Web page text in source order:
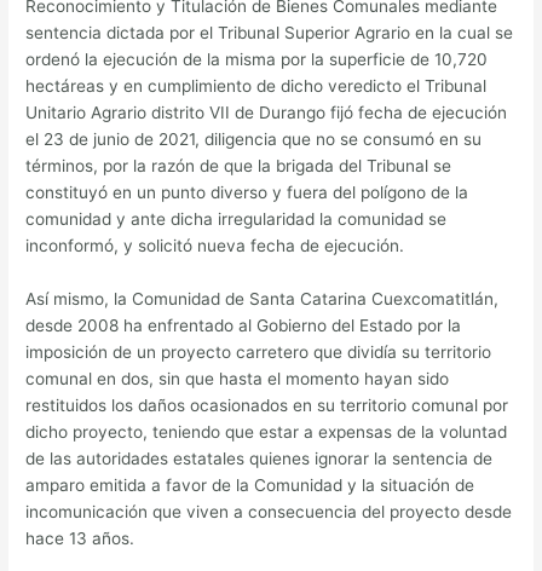
Reconocimiento y Titulación de Bienes Comunales mediante
sentencia dictada por el Tribunal Superior Agrario en la cual se
ordenó la ejecución de la misma por la superficie de 10,720
hectáreas y en cumplimiento de dicho veredicto el Tribunal
Unitario Agrario distrito VII de Durango fijó fecha de ejecución
el 23 de junio de 2021, diligencia que no se consumó en su
términos, por la razón de que la brigada del Tribunal se
constituyó en un punto diverso y fuera del polígono de la
comunidad y ante dicha irregularidad la comunidad se
inconformó, y solicitó nueva fecha de ejecución.
Así mismo, la Comunidad de Santa Catarina Cuexcomatitlán,
desde 2008 ha enfrentado al Gobierno del Estado por la
imposición de un proyecto carretero que dividía su territorio
comunal en dos, sin que hasta el momento hayan sido
restituidos los daños ocasionados en su territorio comunal por
dicho proyecto, teniendo que estar a expensas de la voluntad
de las autoridades estatales quienes ignorar la sentencia de
amparo emitida a favor de la Comunidad y la situación de
incomunicación que viven a consecuencia del proyecto desde
hace 13 años.